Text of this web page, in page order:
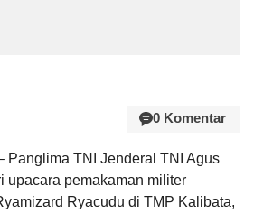
0 Komentar
Panglima TNI Jenderal TNI Agus
upacara pemakaman militer
Ryacudu di TMP Kalibata,